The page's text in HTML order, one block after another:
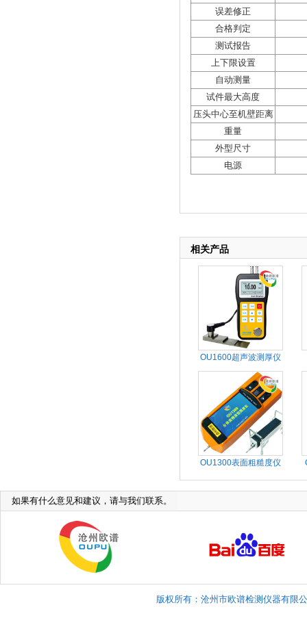
误差修正
合格判定
测试报告
上下限设置
自动测量
试件最大高度
压头中心至机壁距离
重量
外型尺寸
电源
相关产品
OU1600超声波测厚仪
OU1300表面粗糙度仪
如果有什么意见和建议，请与我们联系。
版权所有：沧州市欧谱检测仪器有限